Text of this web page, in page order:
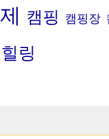
캠핑 캠핑장
힐링